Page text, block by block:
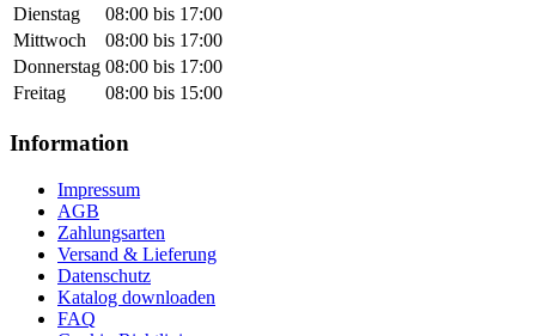
Dienstag
08:00 bis 17:00
Mittwoch
08:00 bis 17:00
Donnerstag 08:00 bis 17:00
Freitag
08:00 bis 15:00
Information
Impressum
AGB
Zahlungsarten
Versand & Lieferung
Datenschutz
Katalog downloaden
FAQ